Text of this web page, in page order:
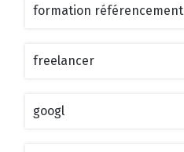
formation référencement
freelancer
googl